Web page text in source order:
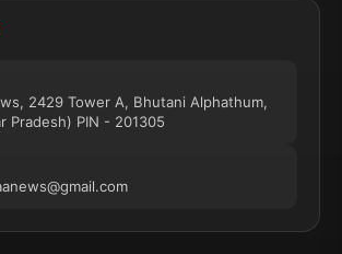
2429 Tower A, Bhutani Alphathum,
Pradesh) PIN - 201305